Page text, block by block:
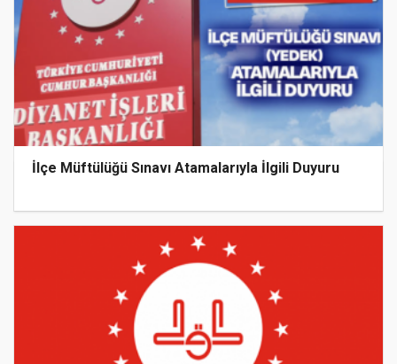
İlçe Müftülüğü Sınavı Atamalarıyla İlgili Duyuru